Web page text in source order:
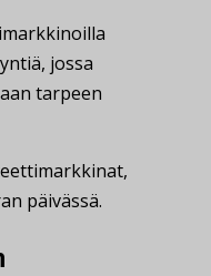
jossa
tarpeen
päivässä.